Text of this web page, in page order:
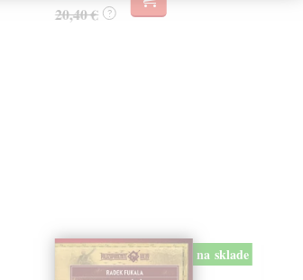
20,40 € ?
na sklade